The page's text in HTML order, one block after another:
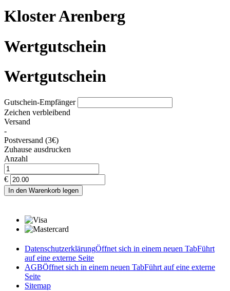
Kloster Arenberg
Wertgutschein
Wertgutschein
Gutschein-Empfänger
Zeichen verbleibend
Versand
-
Postversand (3€)
Zuhause ausdrucken
Anzahl
€
In den Warenkorb legen
DatenschutzerklärungÖffnet sich in einem neuen TabFührt
auf eine externe Seite
AGBÖffnet sich in einem neuen TabFührt auf eine externe
Seite
Sitemap